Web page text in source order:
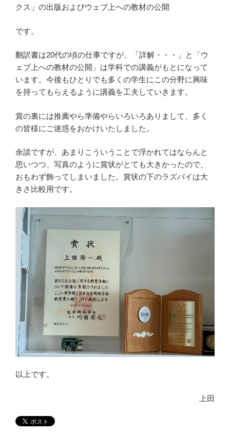
クス」の出版およびウェブ上への教材の公開
です。
翻訳書は20代の頃の仕事ですが、「詳解・・・」と「ウ
ェブ上への教材の公開」は学科での講義がもとになって
います。今後もひとりでも多くの学生にこの分野に興味
を持ってもらえるように講義を工夫していきます。
賞の裏には推薦やら準備やらいろいろありまして、多く
の皆様にご迷惑をおかけいたしました。
余談ですが、あまりこういうことで浮かれてはならんと
思いつつ、写真のように賞状がとても大きかったので、
おもわず飾ってしまいました。賞状の下のラズパイは大
きさ比較用です。
以上です。
上田